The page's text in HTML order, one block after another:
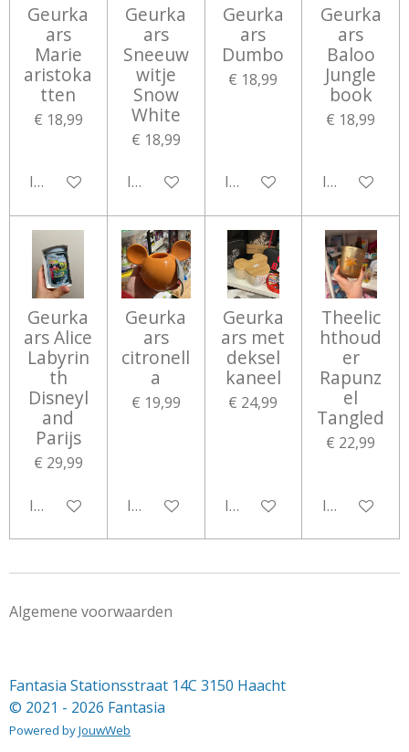
Geurka
ars
Marie
aristoka
tten
€ 18,99
In winkelwagen
Geurka
ars
Sneeuw
witje
Snow
White
€ 18,99
In winkelwagen
Geurka
ars
Dumbo
€ 18,99
In winkelwagen
Geurka
ars
Baloo
Jungle
book
€ 18,99
In
Geurka
ars Alice
Labyrin
th
Disneyl
and
Parijs
€ 29,99
In winkelwagen
Geurka
ars
citronell
a
€ 19,99
In winkelwagen
Geurka
ars met
deksel
kaneel
€ 24,99
In winkelwagen
Theelic
hthoud
er
Rapunz
el
Tangled
€ 22,99
In
Algemene voorwaarden
Fantasia Stationsstraat 14C 3150 Haacht
© 2021 - 2026 Fantasia
Powered byJouwWeb